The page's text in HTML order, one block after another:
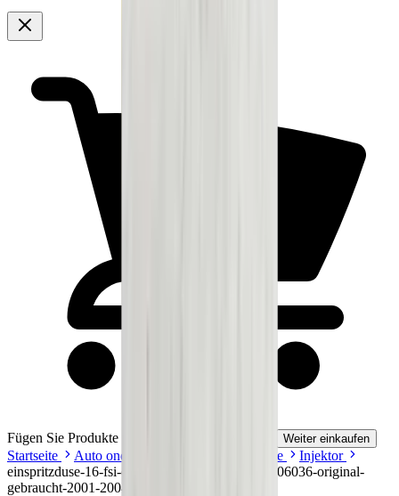
Fügen Sie Produkte zu Ihrem Warenkorb hinzu. Weiter einkaufen
Startseite Auto onderdelen Kraftstoffsysteme
Injektor
einspritzduse-16-fsi-defekt-audi-a2-golf-iv-036906036-original-
gebraucht-2001-2004